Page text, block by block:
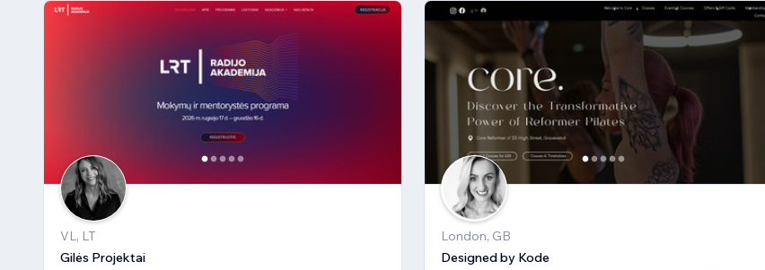
VL, LT
Gilės Projektai
London, GB
Designed by Kode